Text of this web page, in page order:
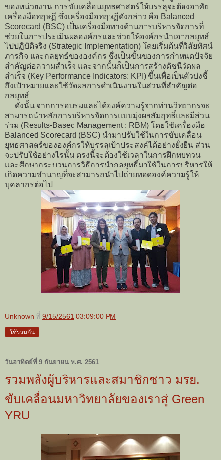
ของหน่วยงาน การขับเคลื่อนยุทธศาสตร์ให้บรรลุจะต้องอาศัย
เครื่องมือทฤษฏี ซึ่งเครื่องมือทฤษฏีดังกล่าว คือ Balanced
Scorecard (BSC) เป็นเครื่องมือทางด้านการบริหารจัดการที่
ช่วยในการประเมินผลองค์กรและช่วยให้องค์กรนำเอากลยุทธ์
ไปปฏิบัติจริง (Strategic Implementation) โดยเริ่มต้นที่วิสัยทัศน์
ภารกิจ และกลยุทธ์ขององค์กร ซึ่งเป็นขั้นของการกำหนดปัจจัย
สำคัญต่อความสำเร็จ และจากนั้นก็เป็นการสร้างดัชนีวัดผล
สำเร็จ (Key Performance Indicators: KPI) ขึ้นเพื่อเป็นตัวบ่งชี้
ถึงเป้าหมายและใช้วัดผลการดำเนินงานในส่วนที่สำคัญต่อ
กลยุทธ์
ดังนั้น จากการอบรมและได้องค์ความรู้จากท่านวิทยากรจะ
สามารถนำหลักการบริหารจัดการแบบมุ่งผลสัมฤทธิ์และมีส่วน
ร่วม (Results-Based Management : RBM) โดยใช้เครื่องมือ
Balanced Scorecard (BSC) นำมาปรับใช้ในการขับเคลื่อน
ยุทธศาสตร์ขององค์กรให้บรรลุเป้าประสงค์ได้อย่างยั่งยืน ส่วน
จะปรับใช้อย่างไรนั้น ตรงนี้จะต้องใช้เวลาในการฝึกทบทวน
และศึกษากระบวนการวิธีการนำกลยุทธิ์มาใช้ในการบริหารให้
เกิดความชำนาญที่จะสามารถนำไปถ่ายทอดองค์ความรู้ให้
บุคลากรต่อไป
Unknown ที่ 9/15/2561 03:09:00 PM
ใช้ร่วมกัน
วันอาทิตย์ที่ 9 กันยายน พ.ศ. 2561
รวมพลังผู้บริหารและสมาชิกชาว มรย.
ขับเคลื่อนมหาวิทยาลัยของเราสู่ Green
YRU